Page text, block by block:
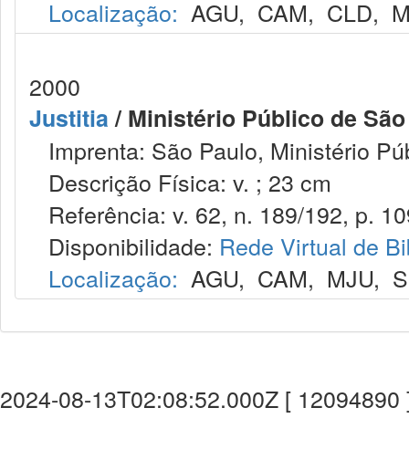
Localização: AGU, CAM, CLD,
2000
Justitia/ Ministério Público de
Imprenta: São Paulo, Ministério
Descrição Física: v. ; 23 cm
Referência: v. 62, n. 189/192, p.
Disponibilidade: Rede Virtual de
Localização: AGU, CAM, MJU,
2024-08-13T02:08:52.000Z [ 12094890